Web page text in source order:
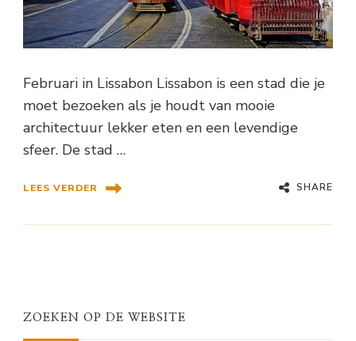
Februari in Lissabon Lissabon is een stad die je
moet bezoeken als je houdt van mooie
architectuur lekker eten en een levendige
sfeer. De stad …
LEES VERDER SHARE
ZOEKEN OP DE WEBSITE